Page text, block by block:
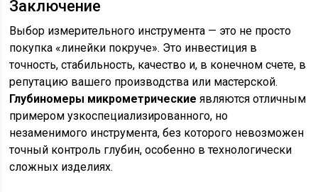
Заключение
Выбор измерительного инструмента — это не просто
покупка «линейки покруче». Это инвестиция в
точность, стабильность, качество и, в конечном счете, в
репутацию вашего производства или мастерской.
Глубиномеры микрометрические являются отличным
примером узкоспециализированного, но
незаменимого инструмента, без которого невозможен
точный контроль глубин, особенно в технологически
сложных изделиях.